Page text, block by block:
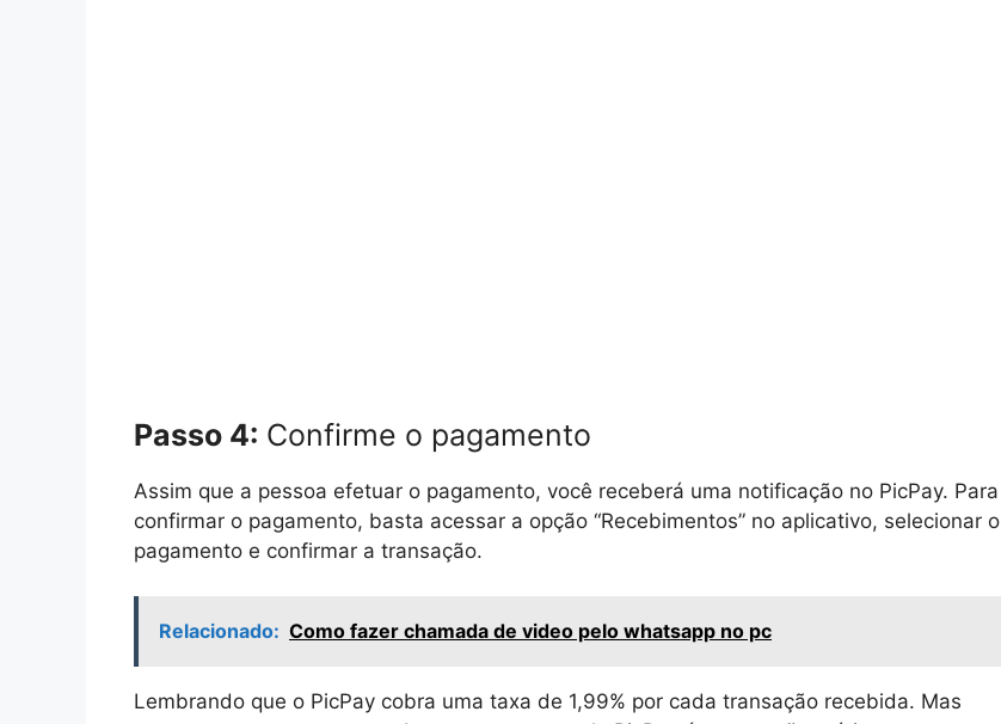
Passo 4: Confirme o pagamento
Assim que a pessoa efetuar o pagamento, você receberá uma notificação no PicPay. Para
confirmar o pagamento, basta acessar a opção “Recebimentos” no aplicativo, selecionar o
pagamento e confirmar a transação.
Relacionado: Como fazer chamada de video pelo whatsapp no pc
Lembrando que o PicPay cobra uma taxa de 1,99% por cada transação recebida. Mas